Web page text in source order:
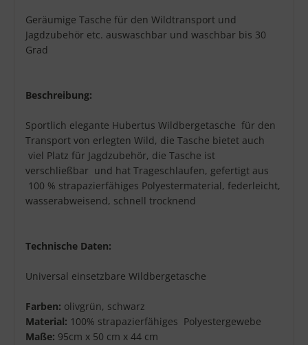
Geräumige Tasche für den Wildtransport und
Jagdzubehör etc. auswaschbar und waschbar bis 30
Grad
Beschreibung:
Sportlich elegante Hubertus Wildbergetasche für den
Transport von erlegten Wild, die Tasche bietet auch
viel Platz für Jagdzubehör, die Tasche ist
verschließbar und hat Trageschlaufen, gefertigt aus
100 % strapazierfähiges Polyestermaterial, federleicht,
wasserabweisend, schnell trocknend
Technische Daten:
Universal einsetzbare Wildbergetasche
Farben: olivgrün, schwarz
Material: 100% strapazierfähiges Polyestergewebe
Maße: 95cm x 50 cm x 44 cm